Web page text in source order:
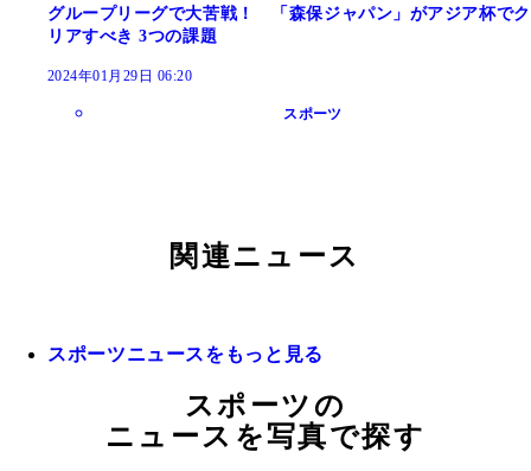
グループリーグで大苦戦！ 「森保ジャパン」がアジア杯でク
リアすべき 3つの課題
2024年01月29日 06:20
スポーツ
関連ニュース
スポーツニュースをもっと見る
スポーツの
ニュースを写真で探す